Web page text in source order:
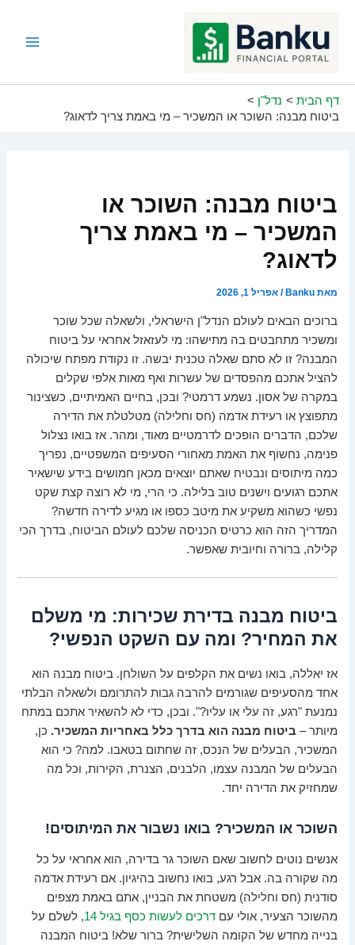
דף הבית
נדל"ן
ביטוח מבנה: השוכר או המשכיר – מי באמת צריך לדאוג?
ביטוח מבנה: השוכר או
המשכיר – מי באמת צריך
לדאוג?
מאתBanku
/אפריל 1, 2026
ברוכים הבאים לעולם הנדל"ן הישראלי, ולשאלה שכל שוכר
ומשכיר מתחבטים בה מתישהו: מי לעזאזל אחראי על ביטוח
המבנה? זו לא סתם שאלה טכנית יבשה. זו נקודת מפתח שיכולה
להציל אתכם מהפסדים של עשרות ואף מאות אלפי שקלים
במקרה של אסון. נשמע דרמטי? ובכן, בחיים האמיתיים, כשצינור
מתפוצץ או רעידת אדמה (חס וחלילה) מטלטלת את הדירה
שלכם, הדברים הופכים לדרמטיים מאוד, ומהר. אז בואו נצלול
פנימה, נחשוף את האמת מאחורי הסעיפים המשפטיים, נפריך
כמה מיתוסים ונבטיח שאתם יוצאים מכאן חמושים בידע שישאיר
אתכם רגועים וישנים טוב בלילה. כי הרי, מי לא רוצה קצת שקט
נפשי כשהוא משקיע את מיטב כספו או מגיע לדירה חדשה?
המדריך הזה הוא כרטיס הכניסה שלכם לעולם הביטוח, בדרך הכי
קלילה, ברורה וחיובית שאפשר.
ביטוח מבנה בדירת שכירות: מי משלם
את המחיר? ומה עם השקט הנפשי?
אז יאללה, בואו נשים את הקלפים על השולחן. ביטוח מבנה הוא
אחד מהסעיפים שגורמים להרבה גבות להתרומם ולשאלה הבלתי
נמנעת "רגע, זה עלי או עליו?". ובכן, כדי לא להשאיר אתכם במתח
מיותר – ביטוח מבנה הוא בדרך כלל באחריות המשכיר. כן,
המשכיר, הבעלים של הנכס, זה שחתום בטאבו. למה? כי הוא
הבעלים של המבנה עצמו, הלבנים, הצנרת, הקירות, וכל מה
שמחזיק את הדירה יחד.
השוכר או המשכיר? בואו נשבור את המיתוסים!
אנשים נוטים לחשוב שאם השוכר גר בדירה, הוא אחראי על כל
מה שקורה בה. אבל רגע, בואו נחשוב בהיגיון. אם רעידת אדמה
סודנית (חס וחלילה) משטחת את הבניין, אתם באמת מצפים
מהשוכר הצעיר, אולי עםדרכים לעשות כסף בגיל 14
, לשלם על
בנייה מחדש של הקומה השלישית? ברור שלא! ביטוח המבנה